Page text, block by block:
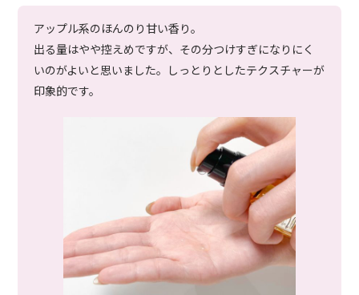
アップル系のほんのり甘い香り。
出る量はやや控えめですが、その分つけすぎになりにく
いのがよいと思いました。しっとりとしたテクスチャーが
印象的です。